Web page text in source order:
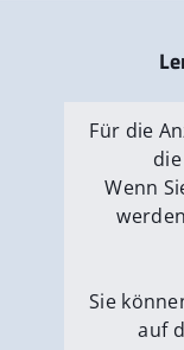
Für die
Wenn
Sie
auf